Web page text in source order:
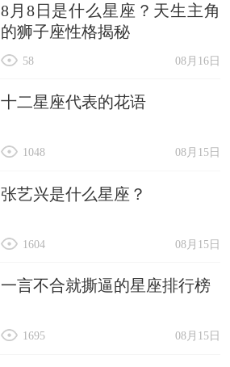
8月8日是什么星座？天生主角
的狮子座性格揭秘
08月16日
58
十二星座代表的花语
08月15日
1048
张艺兴是什么星座？
08月15日
1604
一言不合就撕逼的星座排行榜
08月15日
1695